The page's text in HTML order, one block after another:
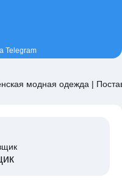
Telegram
модная одежда |